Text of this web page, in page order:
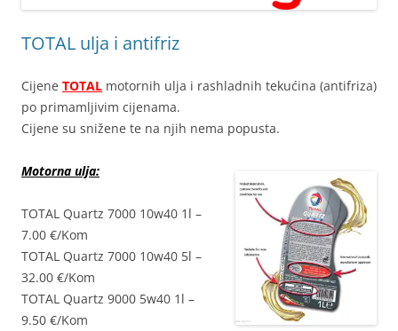
TOTAL ulja i antifriz
Cijene TOTAL motornih ulja i rashladnih tekućina (antifriza)
po primamljivim cijenama.
Cijene su snižene te na njih nema popusta.
Motorna ulja:
TOTAL Quartz 7000 10w40 1l –
7.00 €/Kom
TOTAL Quartz 7000 10w40 5l –
32.00 €/Kom
TOTAL Quartz 9000 5w40 1l –
9.50 €/Kom